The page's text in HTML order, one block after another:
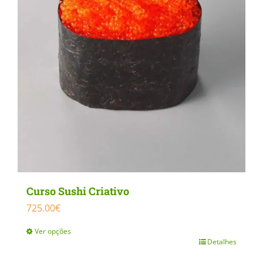
Curso Sushi Criativo
725.00€
Ver opções
Detalhes